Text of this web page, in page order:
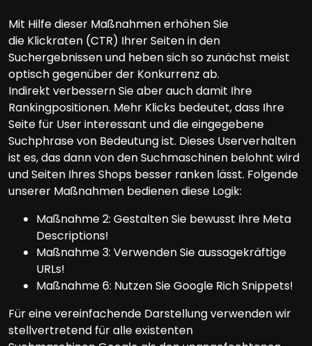
Mit Hilfe dieser Maßnahmen erhöhen Sie
die Klickraten (CTR) Ihrer Seiten in den
Suchergebnissen und heben sich so zunächst meist
optisch gegenüber der Konkurrenz ab.
Indirekt verbessern Sie aber auch damit Ihre
Rankingpositionen. Mehr Klicks bedeutet, dass Ihre
Seite für User interessant und die eingegebene
Suchphrase von Bedeutung ist. Dieses Userverhalten
ist es, das dann von den Suchmaschinen belohnt wird
und Seiten Ihres Shops besser ranken lässt. Folgende
unserer Maßnahmen bedienen diese Logik:
Maßnahme 2: Gestalten Sie bewusst Ihre Meta
Descriptions!
Maßnahme 3: Verwenden Sie aussagekräftige
URLs!
Maßnahme 6: Nutzen Sie Google Rich Snippets!
Für eine vereinfachende Darstellung verwenden wir
stellvertretend für alle existenten